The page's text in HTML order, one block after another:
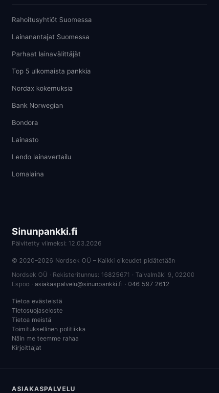
Rahoitusyhtiöt Suomessa
Lainanantajat Suomessa
Parhaat lainavälittäjät
Top 5 ulkomaista pankkia
Nordax kokemuksia
Bank Norwegian
Bondora
Lainasto
Lendo lainavertailu
Lomalaina
Sinunpankki.fi
Päivitetty viimeksi: 12.03.2026
© 2020–2026 Nordsek OÜ – Kaikki oikeudet pidätetään
Nordsek OÜ · Rekisteritunnus: 16825671 · Taivalmäki 9, 02200
Espoo · asiakaspalvelu@sinunpankki.fi · 046 597 2612
Tietoa evästeistä
Tietosuojaseloste
Tietoa meistä
Toimituksellinen politiikka
Näin me teemme rahaa
Kirjoittajat
ASIAKASPALVELU